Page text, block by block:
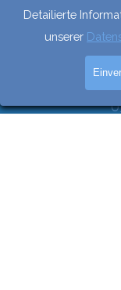
Detailierte
unserer
18119